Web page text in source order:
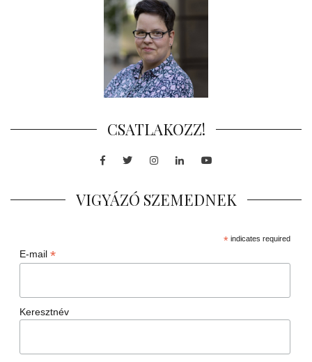
CSATLAKOZZ!
Facebook
TwitterInstagram
LinkedInYoutube
VIGYÁZÓ SZEMEDNEK
*indicates required
E-mail *
Keresztnév